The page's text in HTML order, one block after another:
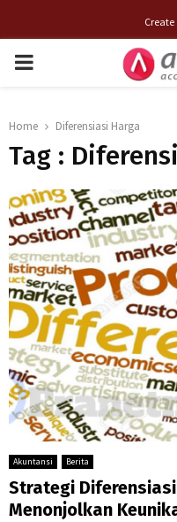
PRIMARY
Home Diferensiasi Harga
Tag :
Akuntansi Berita
Strategi
Menonjolkan